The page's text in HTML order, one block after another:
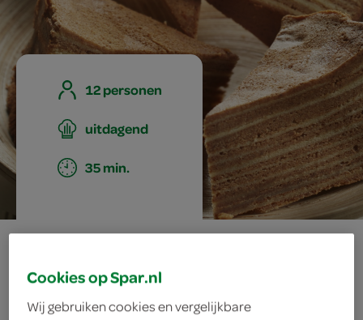
12 personen
uitdagend
35 min.
spekkoek
Cookies op Spar.nl
Wij gebruiken cookies en vergelijkbare